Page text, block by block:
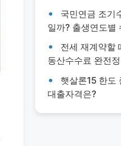
국민연금 조기
일까? 출생연도별
전세 재계약할
동산수수료 완전
햇살론15 한도
대출자격은?